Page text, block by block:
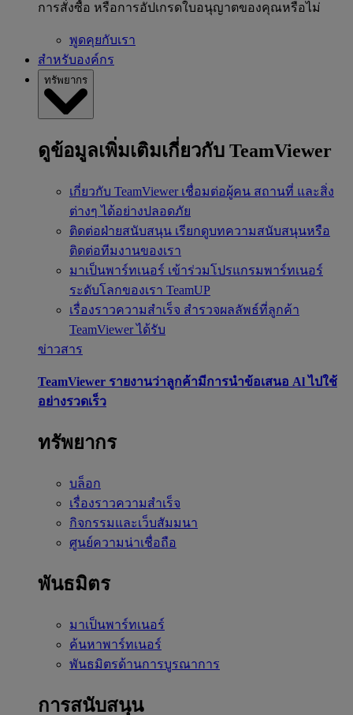
การสั่งซื้อ หรือการอัปเกรดใบอนุญาตของคุณหรือไม่
พูดคุยกับเรา
สำหรับองค์กร
ทรัพยากร
ดูข้อมูลเพิ่มเติมเกี่ยวกับ TeamViewer
เกี่ยวกับ TeamViewer เชื่อมต่อผู้คน สถานที่ และสิ่ง
ต่างๆ ได้อย่างปลอดภัย
ติดต่อฝ่ายสนับสนุน เรียกดูบทความสนับสนุนหรือ
ติดต่อทีมงานของเรา
มาเป็นพาร์ทเนอร์ เข้าร่วมโปรแกรมพาร์ทเนอร์
ระดับโลกของเรา TeamUP
เรื่องราวความสำเร็จ สำรวจผลลัพธ์ที่ลูกค้า
TeamViewer ได้รับ
ข่าวสาร
TeamViewer รายงานว่าลูกค้ามีการนำข้อเสนอ Al ไปใช้
อย่างรวดเร็ว
ทรัพยากร
บล็อก
เรื่องราวความสำเร็จ
กิจกรรมและเว็บสัมมนา
ศูนย์ความน่าเชื่อถือ
พันธมิตร
มาเป็นพาร์ทเนอร์
ค้นหาพาร์ทเนอร์
พันธมิตรด้านการบูรณาการ
การสนับสนุน